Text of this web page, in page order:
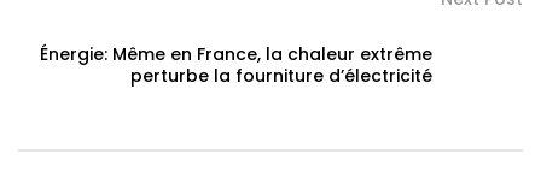
Énergie: Même en France, la chaleur extrême
perturbe la fourniture d’électricité